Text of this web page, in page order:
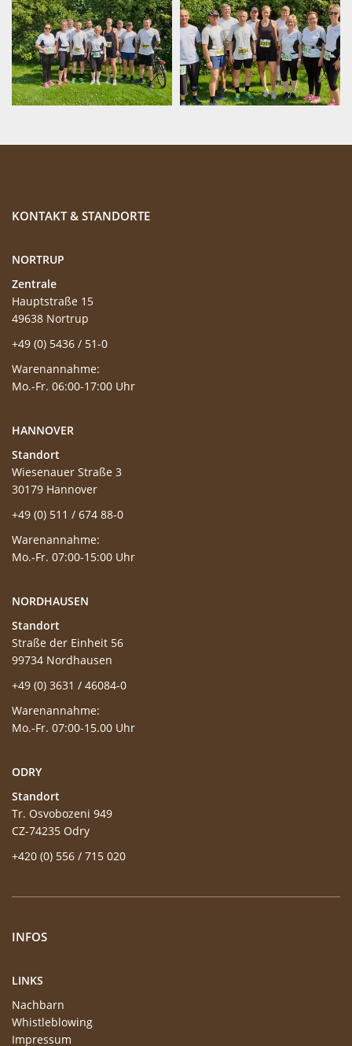
KONTAKT & STANDORTE
NORTRUP
Zentrale
Hauptstraße 15
49638 Nortrup
+49 (0) 5436 / 51-0
Warenannahme:
Mo.-Fr. 06:00-17:00 Uhr
HANNOVER
Standort
Wiesenauer Straße 3
30179 Hannover
+49 (0) 511 / 674 88-0
Warenannahme:
Mo.-Fr. 07:00-15:00 Uhr
NORDHAUSEN
Standort
Straße der Einheit 56
99734 Nordhausen
+49 (0) 3631 / 46084-0
Warenannahme:
Mo.-Fr. 07:00-15.00 Uhr
ODRY
Standort
Tr. Osvobozeni 949
CZ-74235 Odry
+420 (0) 556 / 715 020
INFOS
LINKS
Nachbarn
Whistleblowing
Impressum